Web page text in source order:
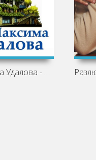
Сны Максима Удалова - Кир Булычев